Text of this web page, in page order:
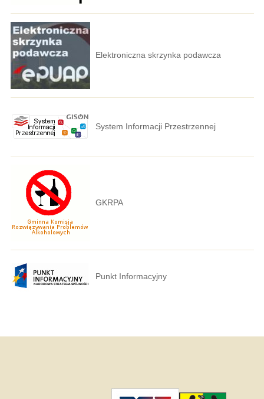
Elektroniczna skrzynka podawcza
System Informacji Przestrzennej
GKRPA
Punkt Informacyjny